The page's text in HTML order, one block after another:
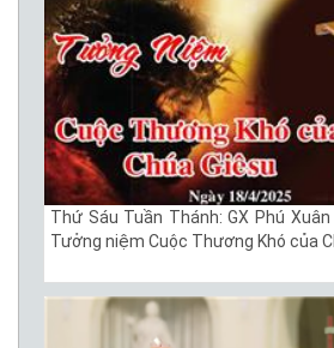
Thứ Sáu Tuần Thánh: GX Phú
Tưởng niệm Cuộc Thương Khó của